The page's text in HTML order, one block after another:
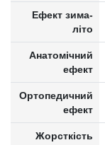
Ефект зима-
літо
Анатомічний
ефект
Ортопедичний
ефект
Жорсткість